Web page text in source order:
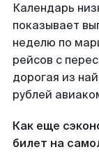
Календарь
показывает
неделю по
рейсов с
дорогая из
рублей
Как еще
билет на